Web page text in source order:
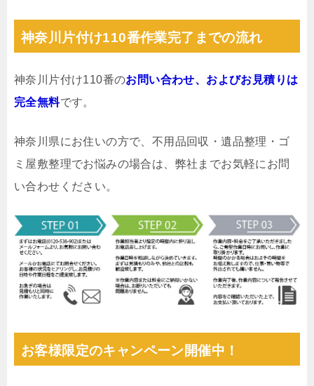
神奈川片付け110番作業完了までの流れ
神奈川片付け110番のお問い合わせ、およびお見積りは
完全無料です。
神奈川県にお住いの方で、不用品回収・遺品整理・ゴ
ミ屋敷整理でお悩みの場合は、弊社までお気軽にお問
い合わせください。
お客様限定のキャンペーン開催中！